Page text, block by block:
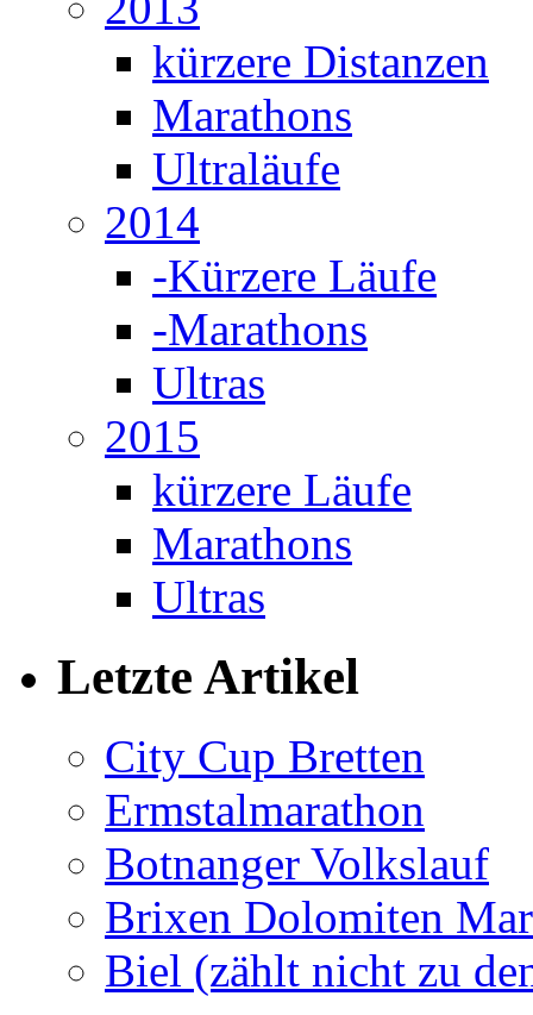
kürzere Distanzen
Marathons
Ultraläufe
2014
-Kürzere Läufe
-Marathons
Ultras
2015
kürzere Läufe
Marathons
Ultras
Letzte Artikel
City Cup Bretten
Ermstalmarathon
Botnanger Volkslauf
Brixen Dolomiten
Biel (zählt nicht zu